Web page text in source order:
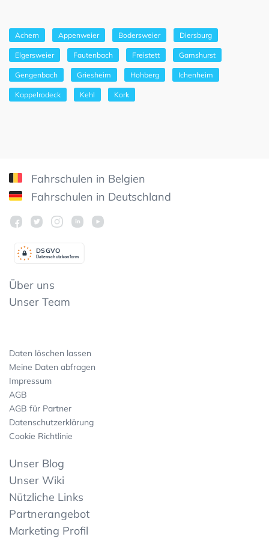
Achern Appenweier Bodersweier Diersburg
Elgersweier Fautenbach Freistett Gamshurst
Gengenbach Griesheim Hohberg Ichenheim
Kappelrodeck Kehl Kork
Fahrschulen in Belgien
Fahrschulen in Deutschland
Datenschutzkonform
DSGVO
Über uns
Unser Team
Daten löschen lassen
Meine Daten abfragen
Impressum
AGB
AGB für Partner
Datenschutzerklärung
Cookie Richtlinie
Unser Blog
Unser Wiki
Nützliche Links
Partnerangebot
Marketing Profil